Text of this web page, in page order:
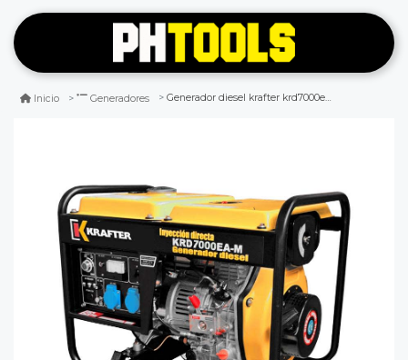
Inicio Generadores Generador diesel krafter krd7000ea-m 6kva p.eléc 220v